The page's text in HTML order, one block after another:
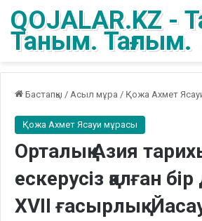
QOJALAR.KZ -
Таным. Тағлым.
Бастапқы / Асыл мұра / Қожа Ахмет
Қожа Ахмет Ясауи мұрасы
Орталық Азия
ескерусіз қалған
XVII ғасырлық